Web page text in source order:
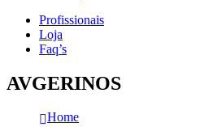
Profissionais
Loja
Faq’s
AVGERINOS
Home